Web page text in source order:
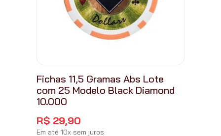
Fichas 11,5 Gramas Abs Lote
com 25 Modelo Black Diamond
10.000
R$ 29,90
Em até 10x sem juros